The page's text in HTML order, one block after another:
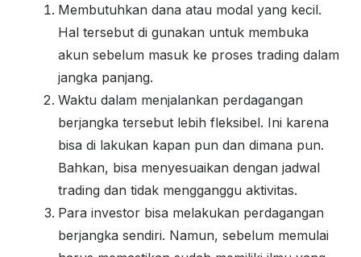
Membutuhkan dana atau modal yang kecil.
Hal tersebut di gunakan untuk membuka
akun sebelum masuk ke proses trading dalam
jangka panjang.
Waktu dalam menjalankan perdagangan
berjangka tersebut lebih fleksibel. Ini karena
bisa di lakukan kapan pun dan dimana pun.
Bahkan, bisa menyesuaikan dengan jadwal
trading dan tidak mengganggu aktivitas.
Para investor bisa melakukan perdagangan
berjangka sendiri. Namun, sebelum memulai